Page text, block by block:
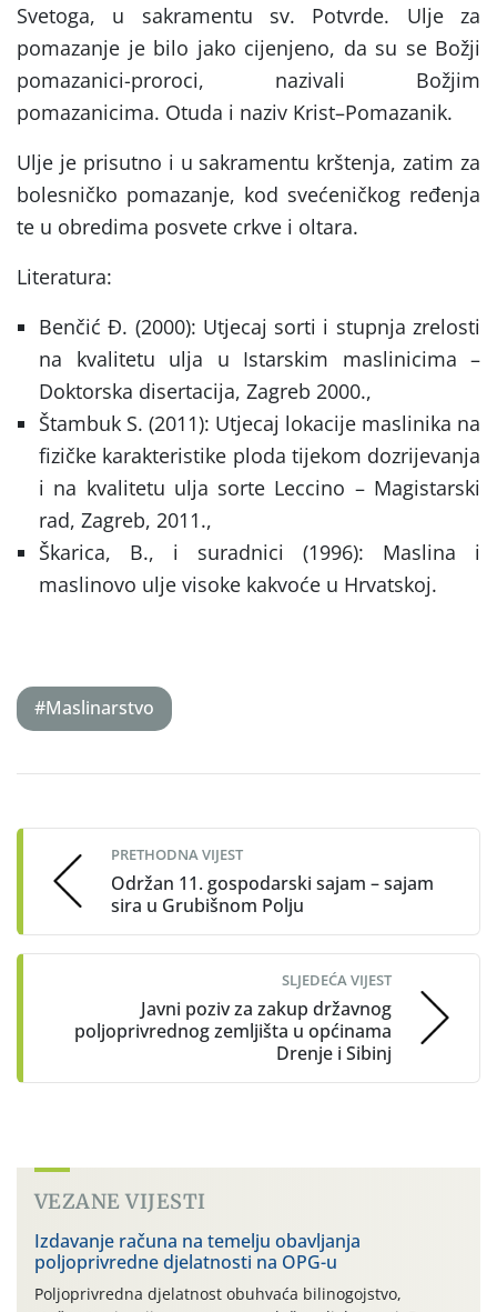
Svetoga, u sakramentu sv. Potvrde. Ulje za
pomazanje je bilo jako cijenjeno, da su se Božji
pomazanici-proroci, nazivali Božjim
pomazanicima. Otuda i naziv Krist–Pomazanik.
Ulje je prisutno i u sakramentu krštenja, zatim za
bolesničko pomazanje, kod svećeničkog ređenja
te u obredima posvete crkve i oltara.
Literatura:
Benčić Đ. (2000): Utjecaj sorti i stupnja zrelosti
na kvalitetu ulja u Istarskim maslinicima –
Doktorska disertacija, Zagreb 2000.,
Štambuk S. (2011): Utjecaj lokacije maslinika na
fizičke karakteristike ploda tijekom dozrijevanja
i na kvalitetu ulja sorte Leccino – Magistarski
rad, Zagreb, 2011.,
Škarica, B., i suradnici (1996): Maslina i
maslinovo ulje visoke kakvoće u Hrvatskoj.
#Maslinarstvo
navigation
PRETHODNA VIJEST
Održan 11. gospodarski sajam – sajam
sira u Grubišnom Polju
SLJEDEĆA VIJEST
Javni poziv za zakup državnog
poljoprivrednog zemljišta u općinama
Drenje i Sibinj
VEZANE VIJESTI
Izdavanje računa na temelju obavljanja
poljoprivredne djelatnosti na OPG-u
Poljoprivredna djelatnost obuhvaća bilinogojstvo,